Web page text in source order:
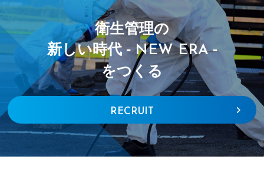
衛生管理の
新しい時代 -NEW ERA-
をつくる
RECRUIT